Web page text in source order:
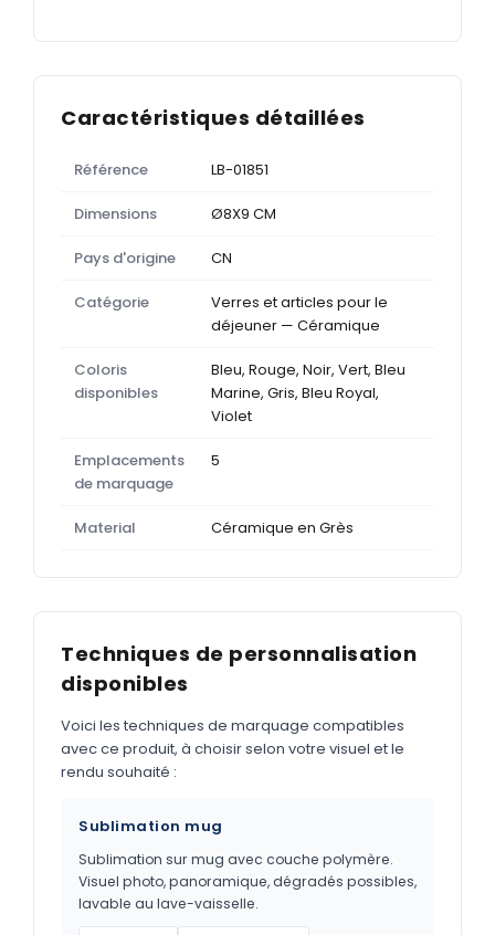
Caractéristiques détaillées
Référence LB-01851
Dimensions Ø8X9 CM
Pays d'origine CN
Catégorie
Verres et articles pour le
déjeuner — Céramique
Coloris
disponibles
Bleu, Rouge, Noir, Vert, Bleu
Marine, Gris, Bleu Royal,
Violet
Emplacements
de marquage
5
Material Céramique en Grès
Techniques de personnalisation
disponibles
Voici les techniques de marquage compatibles
avec ce produit, à choisir selon votre visuel et le
rendu souhaité :
Sublimation mug
Sublimation sur mug avec couche polymère.
Visuel photo, panoramique, dégradés possibles,
lavable au lave-vaisselle.